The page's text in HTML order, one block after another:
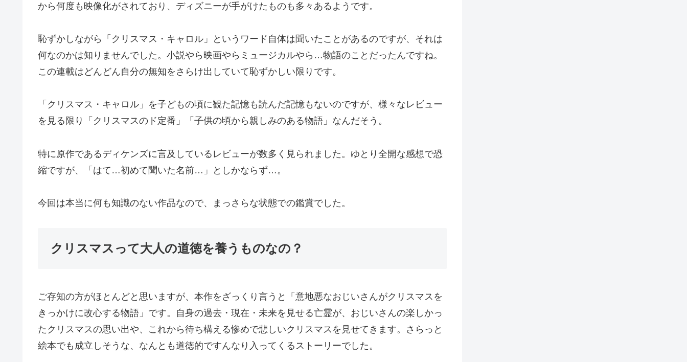
から何度も映像化がされており、ディズニーが手がけたものも多々あるようです。
恥ずかしながら「クリスマス・キャロル」というワード自体は聞いたことがあるのですが、それは
何なのかは知りませんでした。小説やら映画やらミュージカルやら…物語のことだったんですね。
この連載はどんどん自分の無知をさらけ出していて恥ずかしい限りです。
「クリスマス・キャロル」を子どもの頃に観た記憶も読んだ記憶もないのですが、様々なレビュー
を見る限り「クリスマスのド定番」「子供の頃から親しみのある物語」なんだそう。
特に原作であるディケンズに言及しているレビューが数多く見られました。ゆとり全開な感想で恐
縮ですが、「はて…初めて聞いた名前…」としかならず…。
今回は本当に何も知識のない作品なので、まっさらな状態での鑑賞でした。
クリスマスって大人の道徳を養うものなの？
ご存知の方がほとんどと思いますが、本作をざっくり言うと「意地悪なおじいさんがクリスマスを
きっかけに改心する物語」です。自身の過去・現在・未来を見せる亡霊が、おじいさんの楽しかっ
たクリスマスの思い出や、これから待ち構える惨めで悲しいクリスマスを見せてきます。さらっと
絵本でも成立しそうな、なんとも道徳的ですんなり入ってくるストーリーでした。